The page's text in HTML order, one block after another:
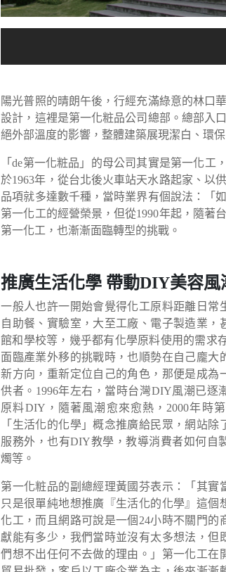
陽光普照的晴朗午後，行經充滿綠意的林口
設計，這裡是第一化粧品公司總部。總部入
絕外部溫度的影響，整體建築展現潔白、環
「de第一化粧品」的母公司其實是第一化
於1963年，從台北後火車站天水路起家、以
品項就多達數千種，當時業界有個說法：「
第一化工的經營榮景，但從1990年起，隨著
第一化工，也漸漸面臨轉型的挑戰。
推廣生活化學 帶動DIY美容風
一般人也許一開始會覺得化工原料距離日常
自助餐、實驗室，大至工廠、電子製造業，
館和學校等，幾乎都有化學原料使用的需求
面臨產業外移的挑戰時，也順勢在自己龐大
新方向，重新定位自己的角色，那便是成為
供者。1996年左右，當時台灣DIY風潮已逐
原料DIY，隨著風潮愈來愈熱，2000年時
「生活化的化學」概念推廣給民眾，網站除
服務外，也有DIY教學，教導消費者如何自
燭等。
第一化粧品的副總經理黃國芬表示：「其實
只是很單純地想推廣『生活化的化學』這個
化工，而且網路可說是一個24小時不關門的
獻能有多少，我們當時並沒有太多想法，但
們想不出任何不去做的理由。」第一化工在